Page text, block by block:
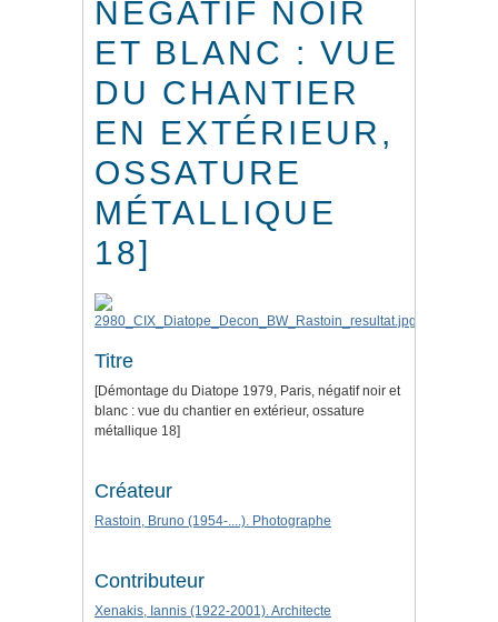
NÉGATIF NOIR
ET BLANC : VUE
DU CHANTIER
EN EXTÉRIEUR,
OSSATURE
MÉTALLIQUE
18]
Titre
[Démontage du Diatope 1979, Paris, négatif noir et
blanc : vue du chantier en extérieur, ossature
métallique 18]
Créateur
Rastoin, Bruno (1954-....). Photographe
Contributeur
Xenakis, Iannis (1922-2001). Architecte